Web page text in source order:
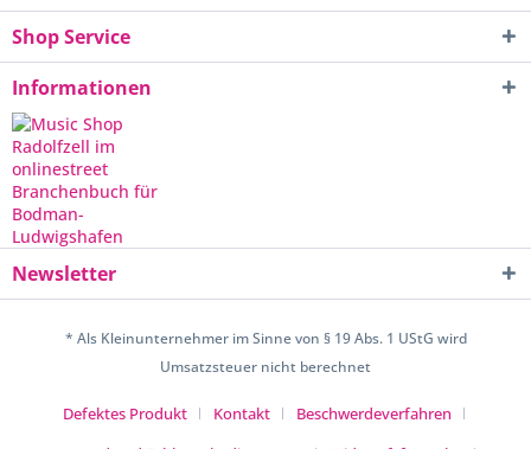
Shop Service
Informationen
Newsletter
* Als Kleinunternehmer im Sinne von § 19 Abs. 1 UStG wird
Umsatzsteuer nicht berechnet
Defektes Produkt Kontakt
Beschwerdeverfahren